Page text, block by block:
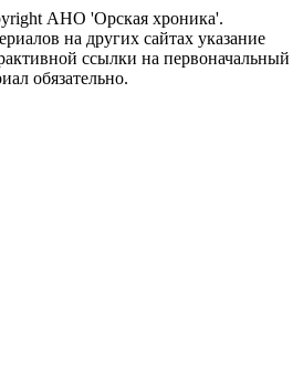
АНО 'Орская хроника'.
на других сайтах указание
ссылки на первоначальный
обязательно.